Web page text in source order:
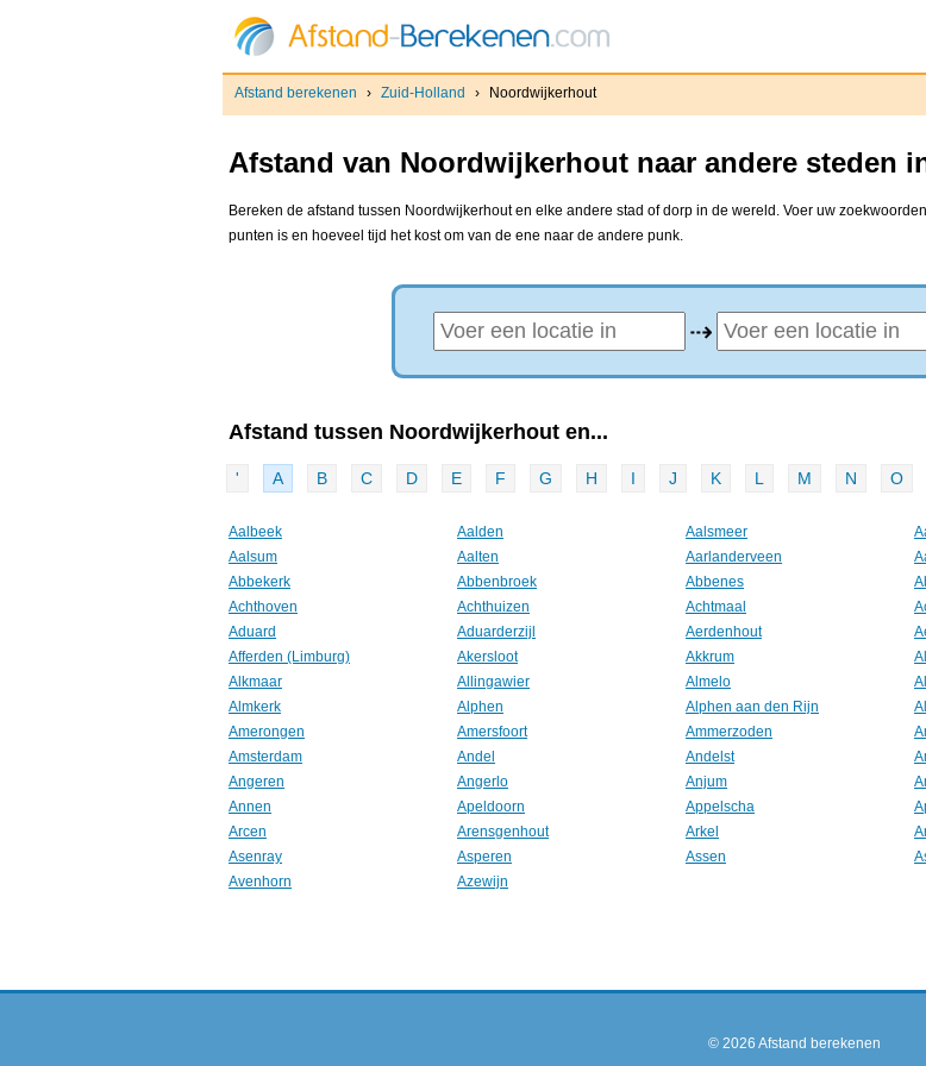
Afstand berekenen › Zuid-Holland › Noordwijkerhout
Afstand van Noordwijkerhout naar andere steden
Bereken de afstand tussen Noordwijkerhout en elke andere stad of dorp in de wereld. Voer uw
punten is en hoeveel tijd het kost om van de ene naar de andere punk.
⇢
Afstand tussen Noordwijkerhout en...
' A B C D E F G H I J K L M N O
Aalbeek Aalden Aalsmeer
Aalsum
Aalten Aarlanderveen
Abbekerk
Abbenbroek Abbenes
Achthoven
Achthuizen Achtmaal
Aduard
Aduarderzijl Aerdenhout
Afferden (Limburg)
Akersloot Akkrum
Alkmaar
Allingawier Almelo
Almkerk
Alphen Alphen aan den Rijn
Amerongen
Amersfoort Ammerzoden
Amsterdam
Andel Andelst
Angeren
Angerlo Anjum
Annen
Apeldoorn Appelscha
Arcen
Arensgenhout Arkel
Asenray
Asperen Assen
Avenhorn
Azewijn
© 2026 Afstand berekenen